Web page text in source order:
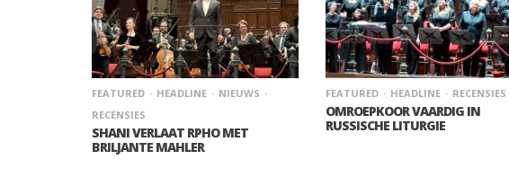
FEATURED HEADLINE
NIEUWS
RECENSIES
SHANI VERLAAT RPHO MET
BRILJANTE MAHLER
FEATURED HEADLINE RECENSIES
OMROEPKOOR VAARDIG IN
RUSSISCHE LITURGIE